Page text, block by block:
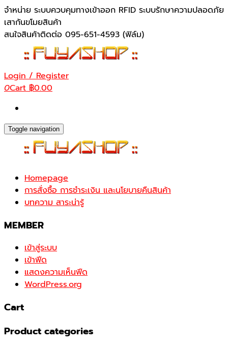
Skip
to
the
content
จำหน่าย ระบบควบคุมทางเข้าออก RFID ระบบรักษาความปลอดภัย
เสากันขโมยสินค้า
สนใจสินค้าติดต่อ 095-651-4593 (ฟิล์ม)
Login / Register
0Cart฿0.00
Toggle navigation
Homepage
การสั่งซื้อ การชำระเงิน และนโยบายคืนสินค้า
บทความ สาระน่ารู้
MEMBER
เข้าสู่ระบบ
เข้าฟีด
แสดงความเห็นฟีด
WordPress.org
Cart
Product categories